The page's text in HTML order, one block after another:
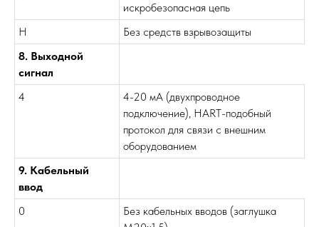
искробезопасная цепь
Н
Без средств взрывозащиты
8. Выходной
сигнал
4
4-20 мА (двухпроводное
подключение), HART-подобный
протокол для связи с внешним
оборудованием
9. Кабельный
ввод
0
Без кабельных вводов (заглушка